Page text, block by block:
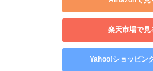
楽天市場で見
Yahoo!ショッピン